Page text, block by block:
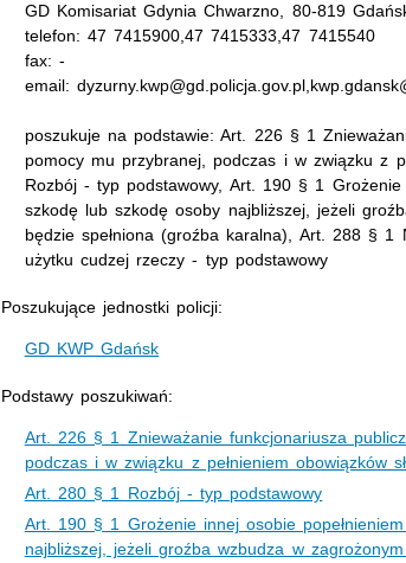
GD Komisariat Gdynia Chwarzno, 80-819
telefon: 47 7415900,47 7415333,47 7415540
fax: -
email:
poszukuje na podstawie: Art. 226 § 1
pomocy mu przybranej, podczas i w związku z
Rozbój - typ podstawowy, Art. 190 § 1
szkodę lub szkodę osoby najbliższej, jeżeli
będzie spełniona (groźba karalna), Art. 288 §
użytku cudzej rzeczy - typ podstawowy
Poszukujące jednostki policji:
GD KWP Gdańsk
Podstawy poszukiwań:
Art. 226 § 1 Znieważanie funkcjonariusza
podczas i w związku z pełnieniem obowiązków
Art. 280 § 1 Rozbój - typ podstawowy
Art. 190 § 1 Grożenie innej osobie
najbliższej, jeżeli groźba wzbudza w